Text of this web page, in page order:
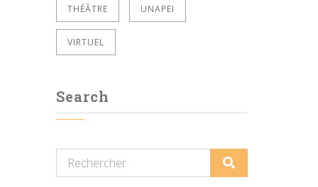
THÉÂTRE UNAPEI
VIRTUEL
Search